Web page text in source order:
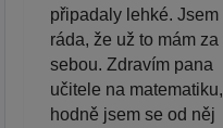
připadaly lehké. Jsem
ráda, že už to mám za
sebou. Zdravím pana
učitele na matematiku,
hodně jsem se od něj